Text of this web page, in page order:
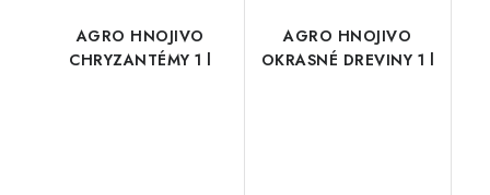
AGRO HNOJIVO
CHRYZANTÉMY 1 l
AGRO HNOJIVO
OKRASNÉ DREVINY 1 l